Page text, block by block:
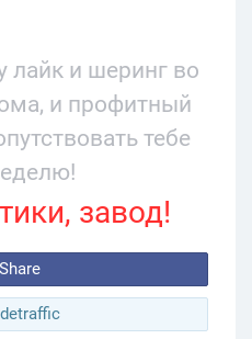
лайк и шеринг во
и профитный
тебе
завод!
Share